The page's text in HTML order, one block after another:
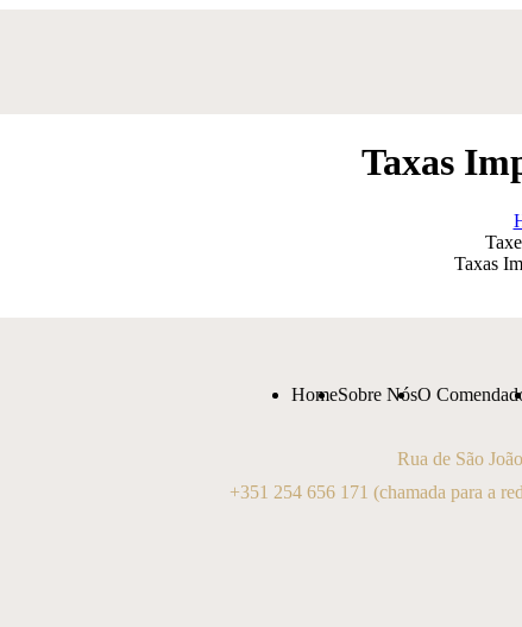
Taxas
Taxas
HomeSobre NósO
Rua de São
+351 254 656 171 (chamada para a